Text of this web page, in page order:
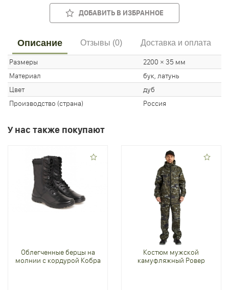
ДОБАВИТЬ В ИЗБРАННОЕ
Описание Отзывы (0) Доставка и оплата
Размеры
2200 × 35 мм
Материал
бук, латунь
Цвет
дуб
Производство (страна)
Россия
У нас также покупают
Облегченные берцы на
молнии с кордурой Кобра
Костюм мужской
камуфляжный Ровер